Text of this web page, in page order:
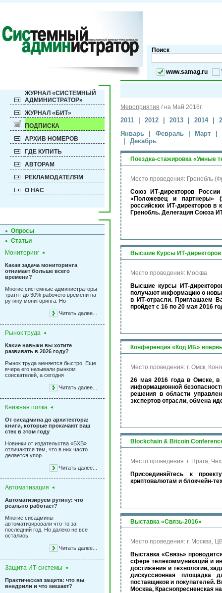
Поиск
www.samag.ru
ЖУРНАЛ «СИСТЕМНЫЙ
АДМИНИСТРАТОР»
ЖУРНАЛ «БИТ»
ПОДПИСКА
АРХИВ НОМЕРОВ
ГДЕ КУПИТЬ
АВТОРАМ
РЕКЛАМОДАТЕЛЯМ
О НАС
Опросы
Статьи
Мониторинг
Какая задача мониторинга
отнимает больше всего
времени?
Многие системные администраторы
тратят до 30% рабочего времени на
рутину мониторинга. Но
Читать далее...
Рынок труда
Какие навыки вы хотите
развивать в 2026 году?
Рынок труда меняется быстро. Еще
вчера его называли рынком
соискателей, а сегодня
Читать далее...
Книжная полка
От сисадмина до архитектора:
книги, которые прокачают ваш
стек в этом году
Новинки от издательства «БХВ»
отличаются тем, что в них часто
делается упор
Читать далее...
Автоматизация
Автоматизируем рутину: что
реально работает?
Многие сисадмины
автоматизировали что-то за
последний год. Но далеко не все
остались
Читать далее...
Защита ИТ-системы
Практическая защита: что вы
внедрили и что мешает?
Мероприятия / на Май 2016г.
2011 2012 2013 2014
Январь
Февраль Март
Декабрь
Поездка-стажировка «Умные
Место проведения: Гренобль
Союз ИТ-директоров
«Положевец и партнеры»
российских ИТ-директоров
Гренобль. Делегация Союза
Высшие Курсы ИТ-директоров
Место проведения: Москва
Высшие курсы ИТ-
получают информацию о
в ИТ-отрасли. Приглашаем
пройдет с 16 по 20 мая 2016
Конференция «Код ИБ»
Место проведения: г. Омск,
26 мая 2016 года в Омске, в
информационной
решения в области
экспертов отрасли, обмена
Blockchain & Bitcoin
Место проведения: г. Прага,
Присоединяйтесь к
криптовалютам и блокчейн-
Выставка «Связь-2016»
Место проведения: г. Москва,
Выставка «Связь»
сфере телекоммуникаций и
достижения и технологии,
дискуссионная площадка
поставщиков и покупателей.
Москва, Краснопресненская